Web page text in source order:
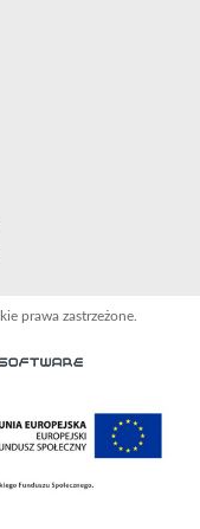
prawa zastrzeżone.